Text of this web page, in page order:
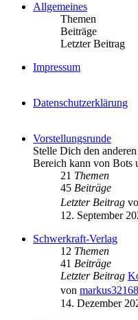
Allgemeines
Themen
Beiträge
Letzter Beitrag
Impressum
Datenschutzerklärung
Vorstellungsrunde
Stelle Dich den
Bereich kann von Bots
21 Themen
45 Beiträge
Letzter Beitrag
12. September
Schwerkraft-Verlag
12 Themen
41 Beiträge
Letzter Beitrag
von markus32168
14. Dezember